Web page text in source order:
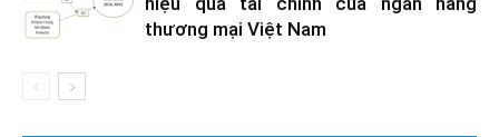
thương mại Việt Nam